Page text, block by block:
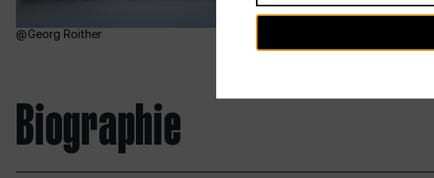
Georg Roither
Biographie